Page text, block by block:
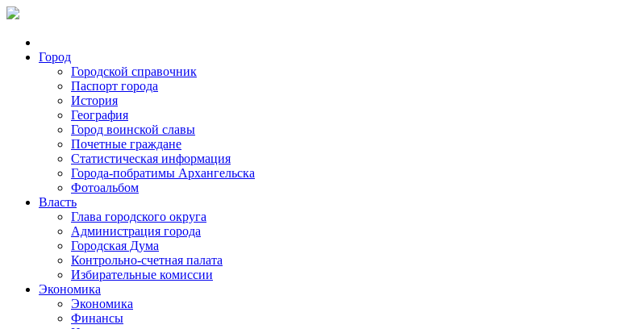
Город
Городской справочник
Паспорт города
История
География
Город воинской славы
Почетные граждане
Статистическая информация
Города-побратимы Архангельска
Фотоальбом
Власть
Глава городского округа
Администрация города
Городская Дума
Контрольно-счетная палата
Избирательные комиссии
Экономика
Экономика
Финансы